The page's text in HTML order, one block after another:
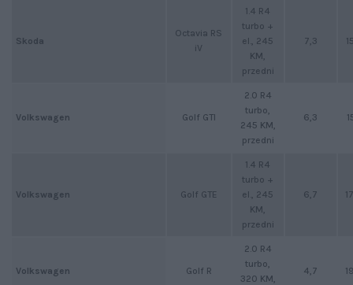
Octavia RS
iV
1.4 R4
turbo +
el., 245
KM,
przedni
7,3
Golf GTI
2.0 R4
turbo,
245 KM,
przedni
6,3
Golf GTE
1.4 R4
turbo +
el., 245
KM,
przedni
6,7
Golf R
2.0 R4
turbo,
320 KM,
4,7
Skoda
Volkswagen
Volkswagen
Volkswagen